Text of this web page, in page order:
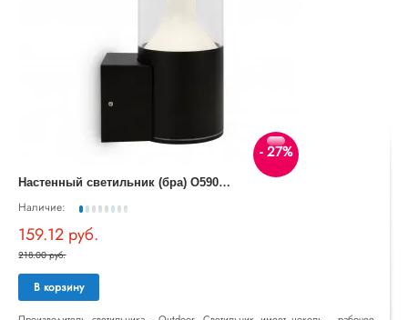
- 27%
Н
астенный светильник (бра) O590WL-L8B4K Koln Outdoor
Наличие:
159.12 руб.
218.00 руб.
В корзину